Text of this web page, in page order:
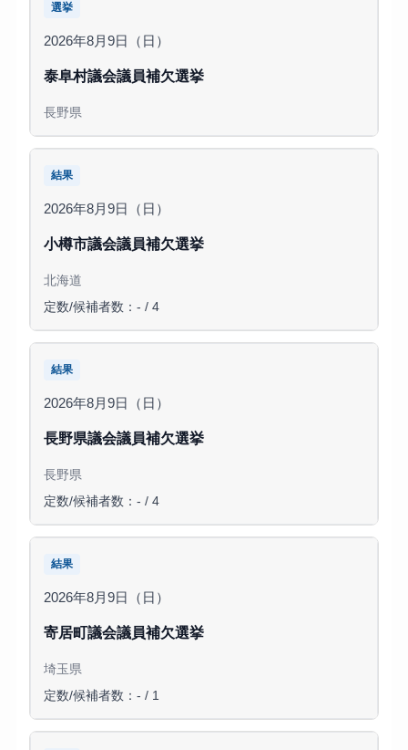
選挙
2026年8月9日（日）
泰阜村議会議員補欠選挙
長野県
結果
2026年8月9日（日）
小樽市議会議員補欠選挙
北海道
定数/候補者数：- / 4
結果
2026年8月9日（日）
長野県議会議員補欠選挙
長野県
定数/候補者数：- / 4
結果
2026年8月9日（日）
寄居町議会議員補欠選挙
埼玉県
定数/候補者数：- / 1